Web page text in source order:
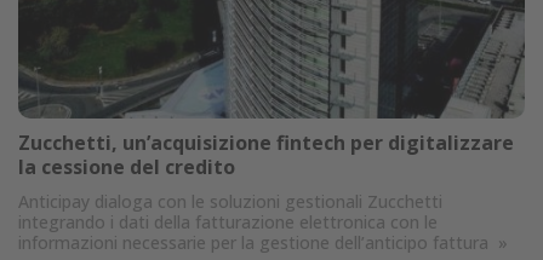
Zucchetti, un’acquisizione fintech per digitalizzare
la cessione del credito
Anticipay dialoga con le soluzioni gestionali Zucchetti
integrando i dati della fatturazione elettronica con le
informazioni necessarie per la gestione dell’anticipo fattura »